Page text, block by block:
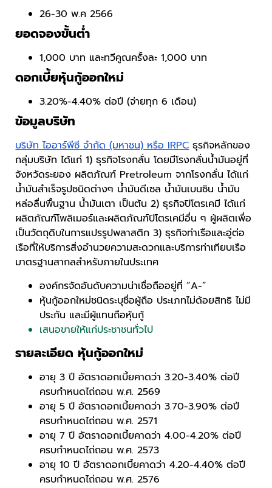
26-30 พ.ค 2566
ยอดจองขั้นต่ำ
1,000 บาท และทวีคูณครั้งละ 1,000 บาท
ดอกเบี้ยหุ้นกู้ออกใหม่
3.20%-4.40% ต่อปี (จ่ายทุก 6 เดือน)
ข้อมูลบริษัท
บริษัท ไออาร์พีซี จำกัด (มหาชน) หรือ IRPCธุรกิจหลักของ
กลุ่มบริษัท ได้แก่ 1) ธุรกิจโรงกลั่น โดยมีโรงกลั่นน้ำมันอยู่ที่
จังหวัดระยอง ผลิตภัณฑ์ Pretroleum จากโรงกลั่น ได้แก่
น้ำมันสำเร็จรูปชนิดต่างๆ น้ำมันดีเซล น้ำมันเบนซิน น้ำมัน
หล่อลื่นพื้นฐาน น้ำมันเตา เป็นต้น 2) ธุรกิจปิโตรเคมี ได้แก่
ผลิตภัณฑ์โพลิเมอร์และผลิตภัณฑ์ปิโตรเคมีอื่น ๆ ผู้ผลิตเพื่อ
เป็นวัตถุดิบในการแปรรูปพลาสติก 3) ธุรกิจท่าเรือและอู่ต่อ
เรือที่ให้บริการสิ่งอำนวยความสะดวกและบริการท่าเทียบเรือ
มาตรฐานสากลสำหรับภายในประเทศ
องค์กรจัดอันดับความน่าเชื่อถืออยู่ที่ “A-”
หุ้นกู้ออกใหม่ชนิดระบุชื่อผู้ถือ ประเภทไม่ด้อยสิทธิ ไม่มี
ประกัน และมีผู้แทนถือหุ้นกู้
เสนอขายให้แก่ประชาชนทั่วไป
รายละเอียด หุ้นกู้ออกใหม่
อายุ 3 ปี อัตราดอกเบี้ยคาดว่า 3.20-3.40% ต่อปี
ครบกำหนดไถ่ถอน พ.ศ. 2569
อายุ 5 ปี อัตราดอกเบี้ยคาดว่า 3.70-3.90% ต่อปี
ครบกำหนดไถ่ถอน พ.ศ. 2571
อายุ 7 ปี อัตราดอกเบี้ยคาดว่า 4.00-4.20% ต่อปี
ครบกำหนดไถ่ถอน พ.ศ. 2573
อายุ 10 ปี อัตราดอกเบี้ยคาดว่า 4.20-4.40% ต่อปี
ครบกำหนดไถ่ถอน พ.ศ. 2576